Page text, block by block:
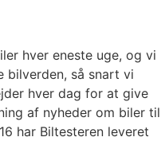
hver eneste uge, og vi
bilverden, så snart vi
hver dag for at give
af nyheder om biler til
har Biltesteren leveret